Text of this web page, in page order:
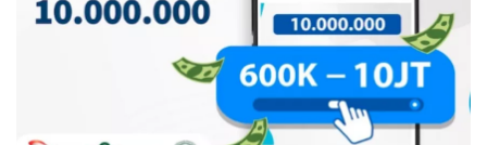
Asuransi Syariah